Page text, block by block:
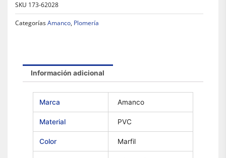
SKU 173-62028
CategoríasAmanco, Plomería
Información adicional
Marca Amanco
Material PVC
Color Marfil